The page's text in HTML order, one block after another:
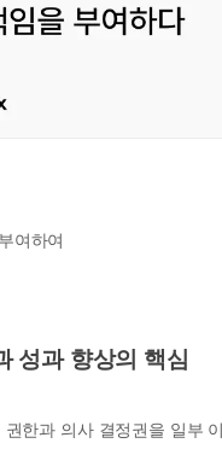
여하여
성과 향상의 핵심
한과 의사 결정권을 일부